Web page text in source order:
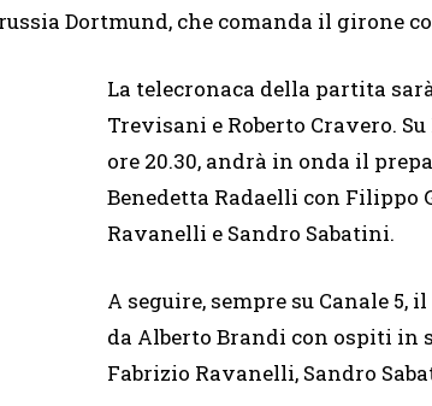
Dortmund, che comanda il girone
La telecronaca della partita
Trevisani e Roberto Cravero.
ore 20.30, andrà in onda il
Benedetta Radaelli con Filippo
Ravanelli e Sandro Sabatini.
A seguire, sempre su Canale
da Alberto Brandi con ospiti in
Fabrizio Ravanelli, Sandro